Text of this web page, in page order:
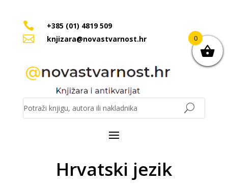
 +385 (01) 4819 509
 knjizara@novastvarnost.hr
Hrvatski jezik
0